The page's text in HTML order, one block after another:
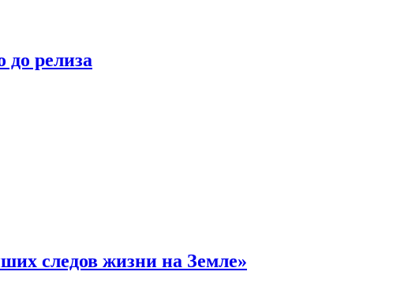
до релиза
следов жизни на Земле»